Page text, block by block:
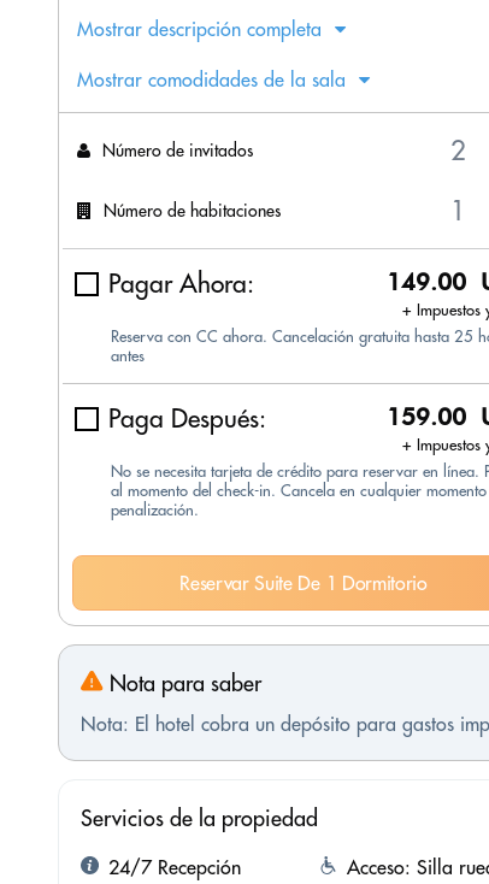
Mostrar descripción completa
Mostrar comodidades de la sala
Número de invitados
Número de habitaciones
Pagar Ahora: 149.00
+ Impuestos
Reserva con CC ahora. Cancelación gratuita hasta 25
antes
Paga Después: 159.00
+ Impuestos
No se necesita tarjeta de crédito para reservar en línea.
al momento del check-in. Cancela en cualquier momento
penalización.
Reservar Suite De 1 Dormitorio
Nota para saber
Nota: El hotel cobra un depósito para gastos
Servicios de la propiedad
24/7 Recepción Acceso: Silla